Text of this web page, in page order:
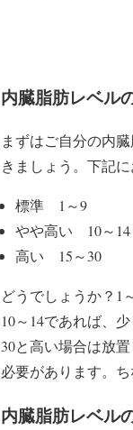
内臓脂肪レベル
まずはご自分の内
きましょう。下記
標準 1～9
やや高い 10～14
高い 15～30
どうでしょうか？1
10～14であれば、
30と高い場合は放
必要があります。
内臓脂肪レベル